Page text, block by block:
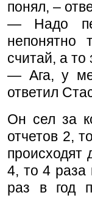
понял, –
— Надо
непонятно
считай, а то
— Ага, у
ответил
Он сел за
отчетов 2,
происходят
4, то 4 раза
раз в год